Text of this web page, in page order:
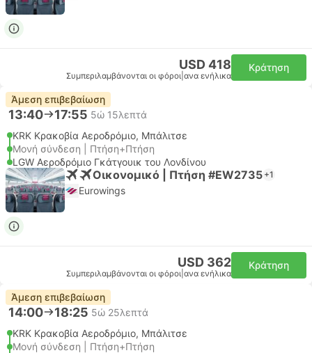
USD 418
Συμπεριλαμβάνονται οι φόροι ανα ενήλικα
Κράτηση
Άμεση επιβεβαίωση
13:40 17:55 5ώ 15λεπτά
KRK Κρακοβία Αεροδρόμιο, Μπάλιτσε
Μονή σύνδεση | Πτήση+Πτήση
LGW Αεροδρόμιο Γκάτγουικ του Λονδίνου
Οικονομικό | Πτήση #EW2735 +1
Eurowings
USD 362
Συμπεριλαμβάνονται οι φόροι ανα ενήλικα
Κράτηση
Άμεση επιβεβαίωση
14:00 18:25 5ώ 25λεπτά
KRK Κρακοβία Αεροδρόμιο, Μπάλιτσε
Μονή σύνδεση | Πτήση+Πτήση